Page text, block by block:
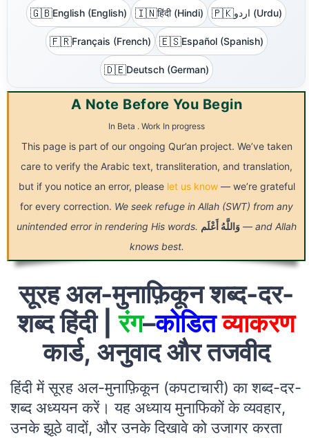
🇬🇧English (English) 🇮🇳हिंदी (Hindi) 🇵🇰 اردو (Urdu)
🇫🇷Français (French) 🇪🇸Español (Spanish)
🇩🇪Deutsch (German)
A Note Before You Begin
In Beta . Work In progress
This page is part of our ongoing Qur’an project. We’ve taken
care to verify the Arabic text, transliteration, and translation,
but if you notice an error, please let us know— we’re grateful
for every correction. We seek refuge in Allah (SWT) from any
unintended error in rendering His words.
وَاللَّهُ أَعْلَم
— and Allah
knows best.
सूरह अल-मुनाफ़िकून शब्द-दर-
शब्द हिंदी |रंग–कोडित व्याकरण
कार्ड, अनुवाद और तजवीद
हिंदी में सूरह अल-मुनाफ़िकून (कपटाचारी) का शब्द-दर-
शब्द अध्ययन करें। यह अध्याय मुनाफिकों के व्यवहार,
उनके झूठे वादों, और उनके दिखावे को उजागर करता